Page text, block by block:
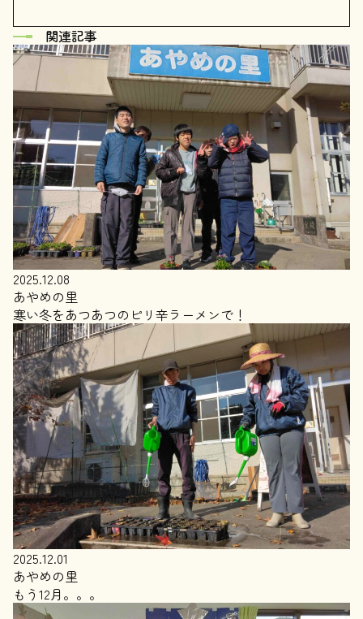
関連記事
2025.12.08
あやめの里
寒い冬をあつあつのピリ辛ラーメンで！
2025.12.01
あやめの里
もう12月。。。